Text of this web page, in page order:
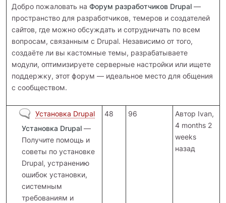
Добро пожаловать наФорум разработчиков Drupal —
пространство для разработчиков, темеров и создателей
сайтов, где можно обсуждать и сотрудничать по всем
вопросам, связанным с Drupal. Независимо от того,
создаёте ли вы кастомные темы, разрабатываете
модули, оптимизируете серверные настройки или ищете
поддержку, этот форум — идеальное место для общения
с сообществом.
Нет новых сообщений
Установка Drupal
Установка Drupal —
Получите помощь и
советы по установке
Drupal, устранению
ошибок установки,
системным
требованиям и
48 96 Автор Ivan,
4 months 2
weeks
назад